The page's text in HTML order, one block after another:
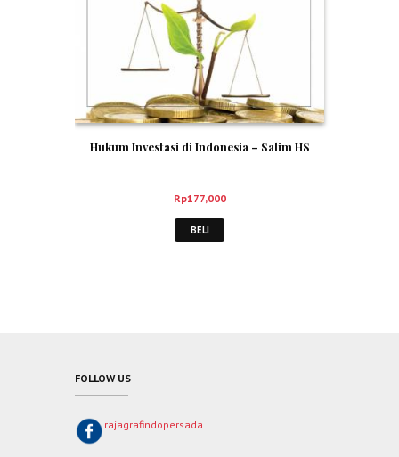
Hukum Investasi di Indonesia – Salim HS
Rp177,000
BELI
FOLLOW US
rajagrafindopersada